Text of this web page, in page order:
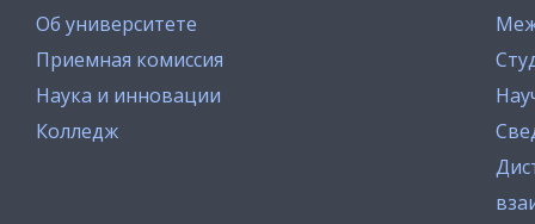
Об университете
Приемная комиссия
Наука и инновации
Колледж